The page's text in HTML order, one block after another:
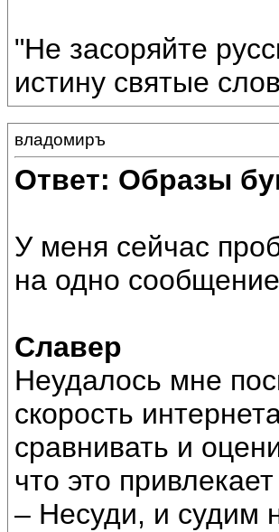
"Не засоряйте
истину святые
владомиръ
Ответ: Образы
У меня сейчас
на одно
Славер
Неудалось мне
скорость
сравнивать и
что это
– Несуди, и судим